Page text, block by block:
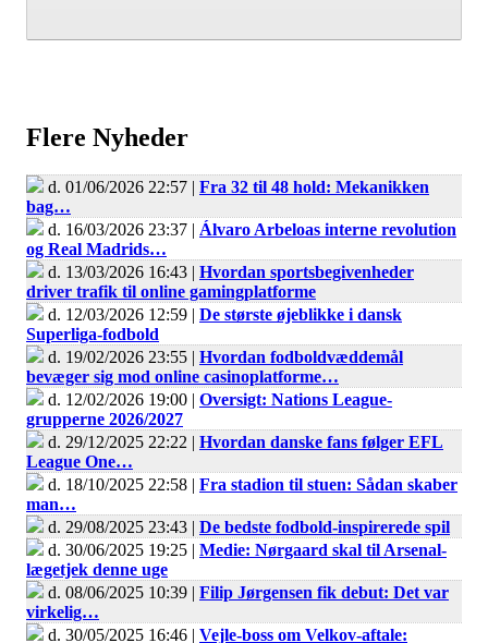
Flere Nyheder
d. 01/06/2026 22:57 | Fra 32 til 48 hold: Mekanikken
bag…
d. 16/03/2026 23:37 | Álvaro Arbeloas interne revolution
og Real Madrids…
d. 13/03/2026 16:43 | Hvordan sportsbegivenheder
driver trafik til online gamingplatforme
d. 12/03/2026 12:59 | De største øjeblikke i dansk
Superliga-fodbold
d. 19/02/2026 23:55 | Hvordan fodboldvæddemål
bevæger sig mod online casinoplatforme…
d. 12/02/2026 19:00 | Oversigt: Nations League-
grupperne 2026/2027
d. 29/12/2025 22:22 | Hvordan danske fans følger EFL
League One…
d. 18/10/2025 22:58 | Fra stadion til stuen: Sådan skaber
man…
d. 29/08/2025 23:43 | De bedste fodbold-inspirerede spil
d. 30/06/2025 19:25 | Medie: Nørgaard skal til Arsenal-
lægetjek denne uge
d. 08/06/2025 10:39 | Filip Jørgensen fik debut: Det var
virkelig…
d. 30/05/2025 16:46 | Vejle-boss om Velkov-aftale: